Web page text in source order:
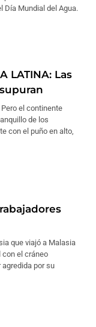
Día Mundial del Agua.
LATINA: Las
el continente
de los
con el puño en alto,
que viajó a Malasia
con el cráneo
por su